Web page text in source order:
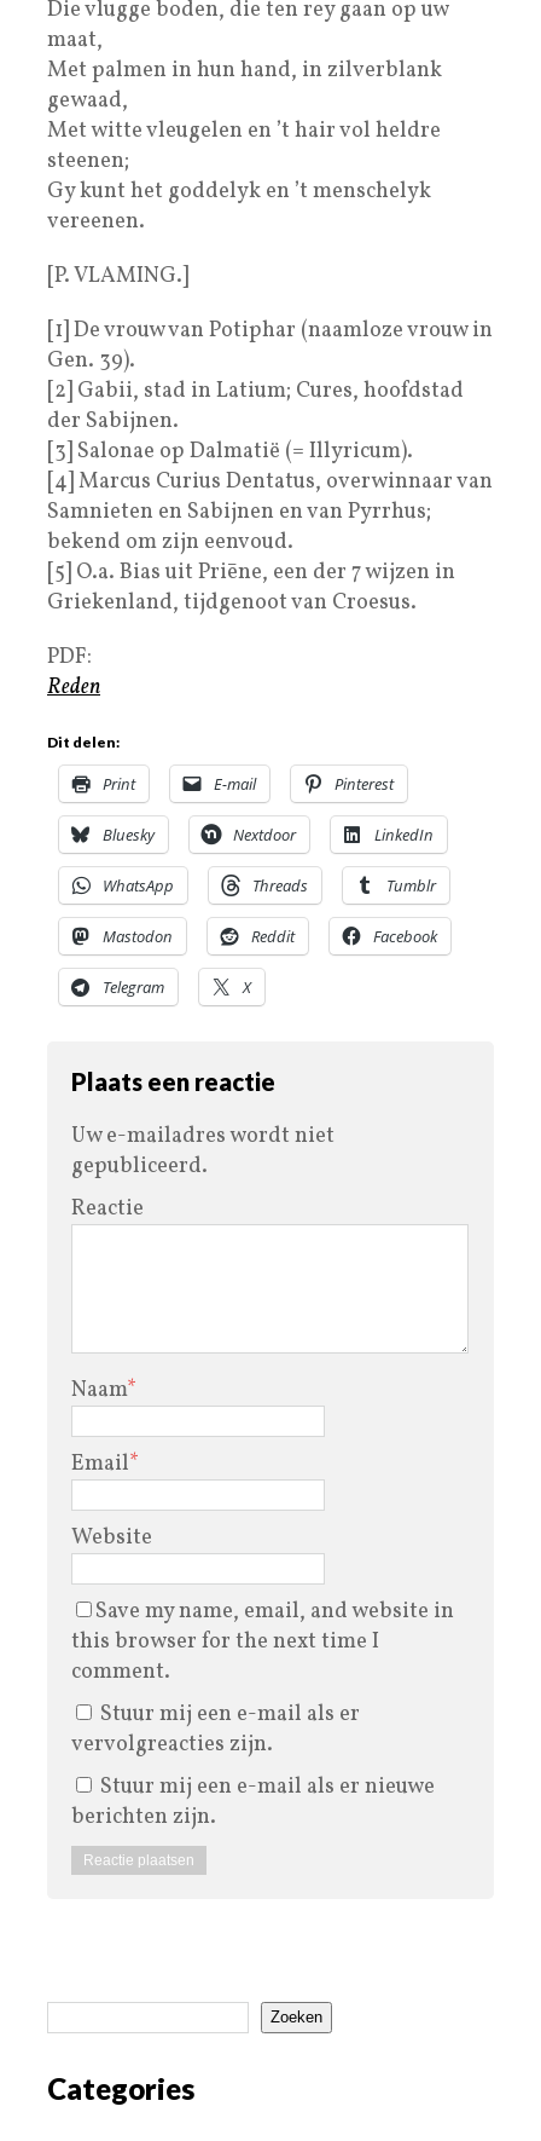
Die vlugge boden, die ten rey gaan op uw
maat,
Met palmen in hun hand, in zilverblank
gewaad,
Met witte vleugelen en ’t hair vol heldre
steenen;
Gy kunt het goddelyk en ’t menschelyk
vereenen.
[P. VLAMING.]
[1] De vrouw van Potiphar (naamloze vrouw in
Gen. 39).
[2] Gabii, stad in Latium; Cures, hoofdstad
der Sabijnen.
[3] Salonae op Dalmatië (= Illyricum).
[4] Marcus Curius Dentatus, overwinnaar van
Samnieten en Sabijnen en van Pyrrhus;
bekend om zijn eenvoud.
[5] O.a. Bias uit Priēne, een der 7 wijzen in
Griekenland, tijdgenoot van Croesus.
PDF:
Reden
Dit delen:
Print E-mail Pinterest
Bluesky Nextdoor LinkedIn
WhatsApp Threads Tumblr
Mastodon Reddit Facebook
Telegram X
Plaats een reactie
Uw e-mailadres wordt niet
gepubliceerd.
Reactie
Naam*
Email*
Website
Save my name, email, and website in
this browser for the next time I
comment.
Stuur mij een e-mail als er
vervolgreacties zijn.
Stuur mij een e-mail als er nieuwe
berichten zijn.
Zoeken
Categories